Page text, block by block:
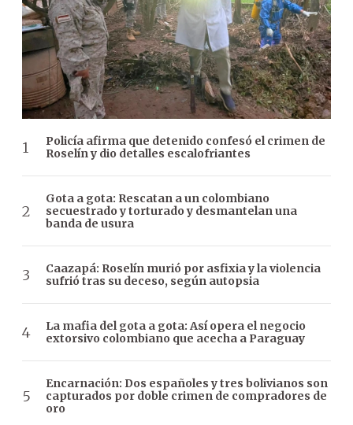
Policía afirma que detenido confesó el crimen de
Roselín y dio detalles escalofriantes
Gota a gota: Rescatan a un colombiano
secuestrado y torturado y desmantelan una
banda de usura
Caazapá: Roselín murió por asfixia y la violencia
sufrió tras su deceso, según autopsia
La mafia del gota a gota: Así opera el negocio
extorsivo colombiano que acecha a Paraguay
Encarnación: Dos españoles y tres bolivianos son
capturados por doble crimen de compradores de
oro